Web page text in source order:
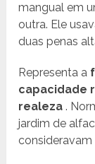
mangual em
outra. Ele
duas penas
Representa a
capacidade
realeza .
jardim de
consideravam